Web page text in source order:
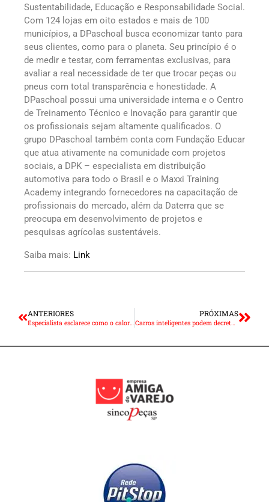
Sustentabilidade, Educação e Responsabilidade Social.
Com 124 lojas em oito estados e mais de 100
municípios, a DPaschoal busca economizar tanto para
seus clientes, como para o planeta. Seu princípio é o
de medir e testar, com ferramentas exclusivas, para
avaliar a real necessidade de ter que trocar peças ou
pneus com total transparência e honestidade. A
DPaschoal possui uma universidade interna e o Centro
de Treinamento Técnico e Inovação para garantir que
os profissionais sejam altamente qualificados. O
grupo DPaschoal também conta com Fundação Educar
que atua ativamente na comunidade com projetos
sociais, a DPK – especialista em distribuição
automotiva para todo o Brasil e o Maxxi Training
Academy integrando fornecedores na capacitação de
profissionais do mercado, além da Daterra que se
preocupa em desenvolvimento de projetos e
pesquisas agrícolas sustentáveis.
Saiba mais: Link
ANTERIORES
Especialista esclarece como o calor afeta o ar-condicionado de carros
PRÓXIMAS
Carros inteligentes podem decretar o fim da CNH?